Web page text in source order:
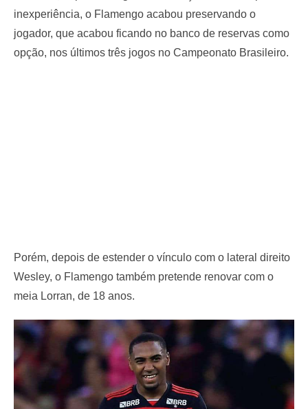
inexperiência, o Flamengo acabou preservando o
jogador, que acabou ficando no banco de reservas como
opção, nos últimos três jogos no Campeonato Brasileiro.
Porém, depois de estender o vínculo com o lateral direito
Wesley, o Flamengo também pretende renovar com o
meia Lorran, de 18 anos.